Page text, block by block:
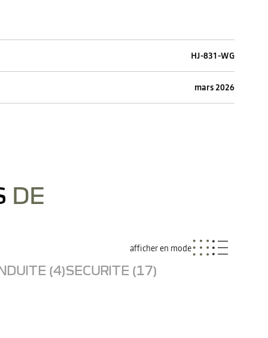
HJ-831-WG
mars 2026
DE
afficher en mode
(4)SECURITE (17)